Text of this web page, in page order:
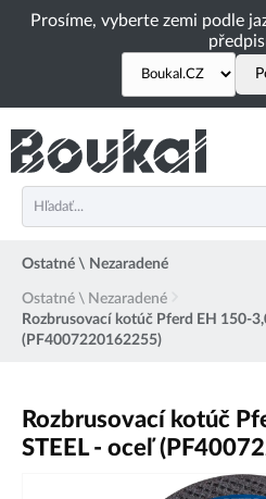
Prosíme, vyberte zemi podle
Ostatné \ Nezaradené
Ostatné \ Nezaradené
Rozbrusovací kotúč Pferd EH 150-
(PF4007220162255)
Rozbrusovací kotúč
STEEL - oceľ